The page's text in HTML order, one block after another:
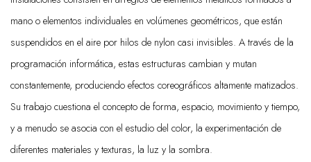
mano o elementos individuales en volúmenes geométricos, que están
suspendidos en el aire por hilos de nylon casi invisibles. A través de la
programación informática, estas estructuras cambian y mutan
constantemente, produciendo efectos coreográficos altamente matizados.
Su trabajo cuestiona el concepto de forma, espacio, movimiento y tiempo,
y a menudo se asocia con el estudio del color, la experimentación de
diferentes materiales y texturas, la luz y la sombra.